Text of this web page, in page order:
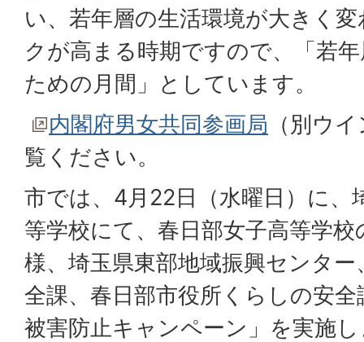
い、若年層の生活環境が大きく
クが高まる時期ですので、「若
ための月間」としています。
内閣府男女共同参画局 （別ウ
覧ください。
市では、4月22日（水曜日）に、
等学校にて、春日部女子高等学
様、埼玉県東部地域振興センタ
全課、春日部市役所くらしの安
被害防止キャンペーン」を実施